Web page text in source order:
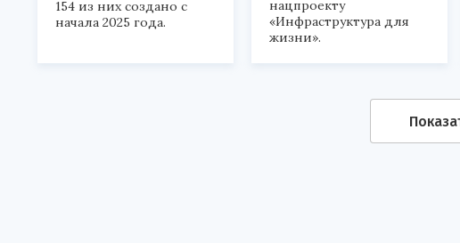
154 из них создано с
начала 2025 года.
нацпроекту
«Инфраструктура для
жизни».